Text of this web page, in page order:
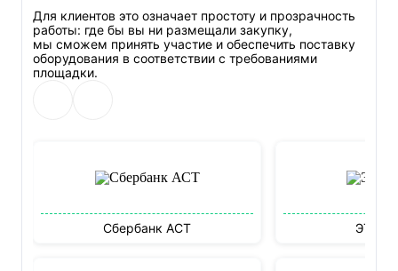
Для клиентов это означает простоту и прозрачность
работы: где бы вы ни размещали закупку,
мы сможем принять участие и обеспечить поставку
оборудования в соответствии с требованиями
площадки.
Сбербанк АСТ ЭТП